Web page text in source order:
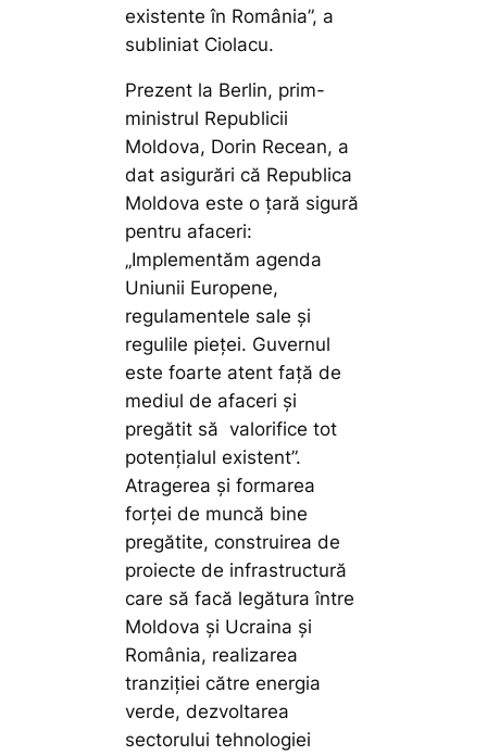
existente în România”, a
subliniat Ciolacu.
Prezent la Berlin, prim-
ministrul Republicii
Moldova, Dorin Recean, a
dat asigurări că Republica
Moldova este o țară sigură
pentru afaceri:
„Implementăm agenda
Uniunii Europene,
regulamentele sale și
regulile pieței. Guvernul
este foarte atent față de
mediul de afaceri și
pregătit să valorifice tot
potențialul existent”.
Atragerea și formarea
forței de muncă bine
pregătite, construirea de
proiecte de infrastructură
care să facă legătura între
Moldova și Ucraina și
România, realizarea
tranziției către energia
verde, dezvoltarea
sectorului tehnologiei